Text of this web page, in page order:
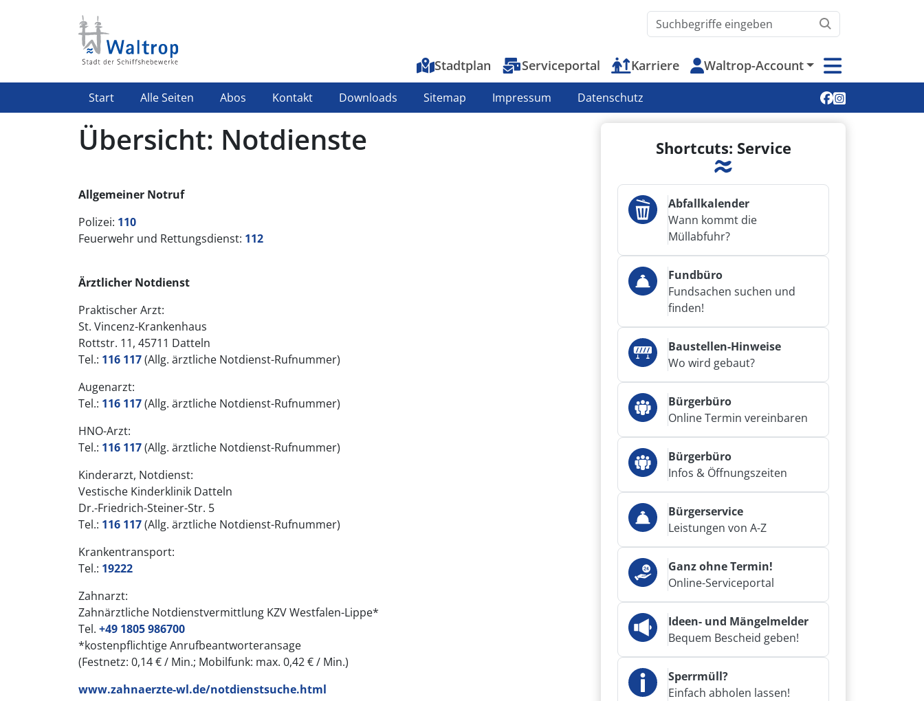
Waltrop.de durchsuchen
Top-Menu
Stadtplan Serviceportal Karriere Waltrop-Account
Highlight Menü
Start Alle Seiten Abos Kontakt Downloads Sitemap Impressum Datenschutz Soziale Medien
Übersicht: Notdienste
Allgemeiner Notruf
Polizei: 110
Feuerwehr und Rettungsdienst: 112
Ärztlicher Notdienst
Praktischer Arzt:
St. Vincenz-Krankenhaus
Rottstr. 11, 45711 Datteln
Tel.: 116 117(Allg. ärztliche Notdienst-Rufnummer)
Augenarzt:
Tel.: 116 117(Allg. ärztliche Notdienst-Rufnummer)
HNO-Arzt:
Tel.: 116 117(Allg. ärztliche Notdienst-Rufnummer)
Kinderarzt, Notdienst:
Vestische Kinderklinik Datteln
Dr.-Friedrich-Steiner-Str. 5
Tel.: 116 117(Allg. ärztliche Notdienst-Rufnummer)
Krankentransport:
Tel.: 19222
Zahnarzt:
Zahnärztliche Notdienstvermittlung KZV Westfalen-Lippe*
Tel. +49 1805 986700
*kostenpflichtige Anrufbeantworteransage
(Festnetz: 0,14 € / Min.; Mobilfunk: max. 0,42 € / Min.)
www.zahnaerzte-wl.de/notdienstsuche.html
Shortcuts: Service
Abfallkalender
Wann kommt die
Müllabfuhr?
Fundbüro
Fundsachen suchen und
finden!
Baustellen-Hinweise
Wo wird gebaut?
Bürgerbüro
Online Termin vereinbaren
Bürgerbüro
Infos & Öffnungszeiten
Bürgerservice
Leistungen von A-Z
Ganz ohne Termin!
Online-Serviceportal
Ideen- und Mängelmelder
Bequem Bescheid geben!
Sperrmüll?
Einfach abholen lassen!